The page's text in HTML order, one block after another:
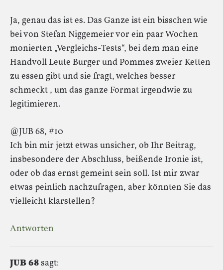
Ja, genau das ist es. Das Ganze ist ein bisschen wie
bei von Stefan Niggemeier vor ein paar Wochen
monierten „Vergleichs-Tests“, bei dem man eine
Handvoll Leute Burger und Pommes zweier Ketten
zu essen gibt und sie fragt, welches besser
schmeckt , um das ganze Format irgendwie zu
legitimieren.
@JUB 68, #10
Ich bin mir jetzt etwas unsicher, ob Ihr Beitrag,
insbesondere der Abschluss, beißende Ironie ist,
oder ob das ernst gemeint sein soll. Ist mir zwar
etwas peinlich nachzufragen, aber könnten Sie das
vielleicht klarstellen?
Antworten
JUB 68sagt: